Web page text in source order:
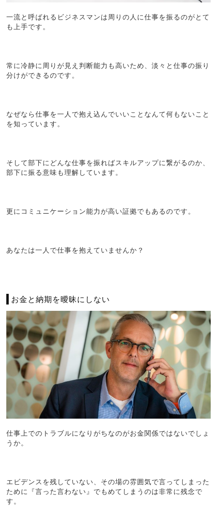
一流と呼ばれるビジネスマンは周りの人に仕事を振るのがとて
も上手です。
常に冷静に周りが見え判断能力も高いため、淡々と仕事の振り
分けができるのです。
なぜなら仕事を一人で抱え込んでいいことなんて何もないこと
を知っています。
そして部下にどんな仕事を振ればスキルアップに繋がるのか、
部下に振る意味も理解しています。
更にコミュニケーション能力が高い証拠でもあるのです。
あなたは一人で仕事を抱えていませんか？
お金と納期を曖昧にしない
仕事上でのトラブルになりがちなのがお金関係ではないでしょ
うか。
エビデンスを残していない、その場の雰囲気で言ってしまった
ために『言った言わない』でもめてしまうのは非常に残念で
す。